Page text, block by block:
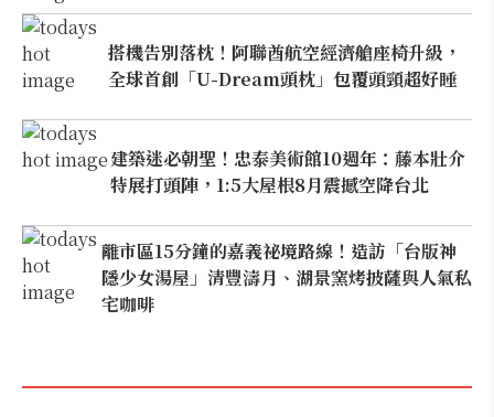
搭機告別落枕！阿聯酋航空經濟艙座椅升級，
全球首創「U-Dream頭枕」包覆頭頸超好睡
建築迷必朝聖！忠泰美術館10週年：藤本壯介
特展打頭陣，1:5大屋根8月震撼空降台北
離市區15分鐘的嘉義祕境路線！造訪「台版神
隱少女湯屋」清豐濤月、湖景窯烤披薩與人氣私
宅咖啡